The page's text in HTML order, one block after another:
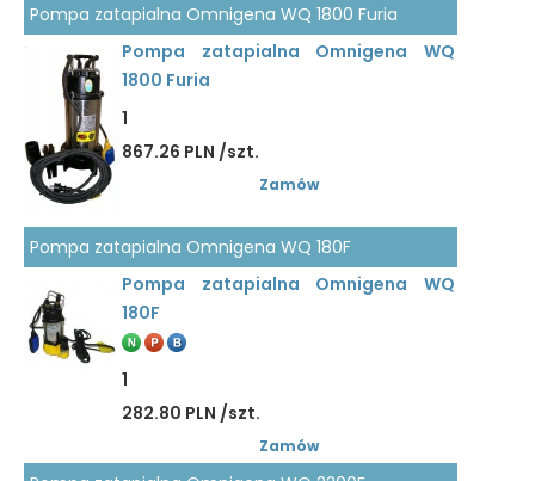
Pompa zatapialna Omnigena WQ 1800 Furia
Pompa zatapialna Omnigena WQ
1800 Furia
1
867.26 PLN /szt.
Zamów
Pompa zatapialna Omnigena WQ 180F
Pompa zatapialna Omnigena WQ
180F
1
282.80 PLN /szt.
Zamów